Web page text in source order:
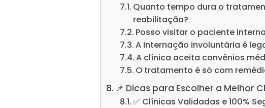
Quanto tempo dura o
reabilitação?
Posso visitar o paciente
A internação involuntária é
A clínica aceita convênios
O tratamento é só com
📌 Dicas para Escolher a Melhor
✅ Clínicas Validadas e 100%